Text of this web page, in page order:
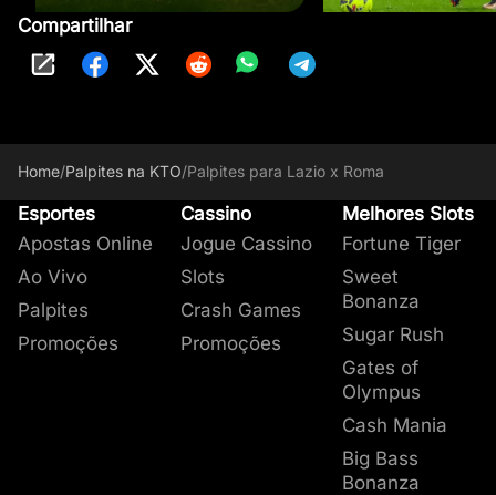
Compartilhar
Home/Palpites na KTO/Palpites para Lazio x Roma
Esportes
Apostas Online
Ao Vivo
Palpites
Promoções
Cassino
Jogue Cassino
Slots
Crash Games
Promoções
Melhores Slots
Fortune Tiger
Sweet
Bonanza
Sugar Rush
Gates of
Olympus
Cash Mania
Big Bass
Bonanza